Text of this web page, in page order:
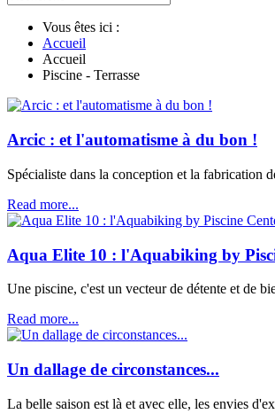
Vous êtes ici :
Accueil
Accueil
Piscine - Terrasse
Arcic : et l'automatisme à du bon !
Spécialiste dans la conception et la fabrication
Read more...
Aqua Elite 10 : l'Aquabiking by
Une piscine, c'est un vecteur de détente et de
Read more...
Un dallage de circonstances...
La belle saison est là et avec elle, les envies